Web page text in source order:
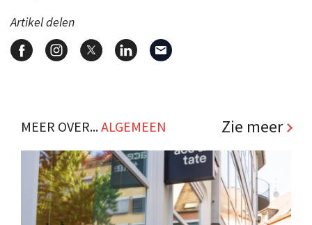
Artikel delen
MEER OVER...ALGEMEEN Zie meer